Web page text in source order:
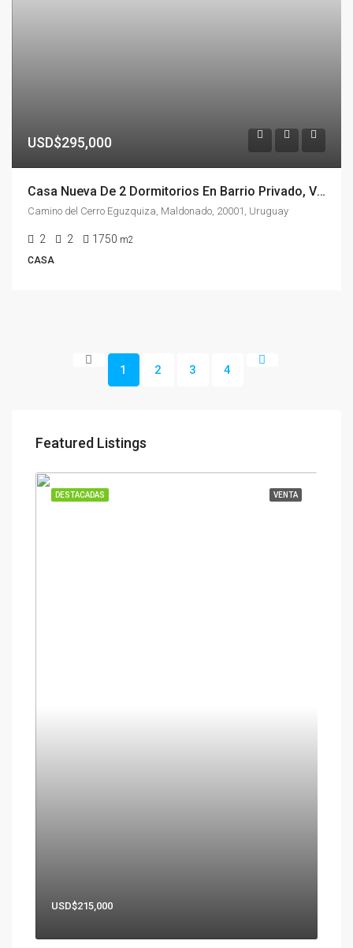
USD$295,000
Casa Nueva De 2 Dormitorios En Barrio Privado, Villa Eguzquiza, La Barra, Maldonado
Camino del Cerro Eguzquiza, Maldonado, 20001, Uruguay
2 2 1750 m2
CASA
1 2 3 4
Featured Listings
VENTA
DESTACADAS
USD$215,000